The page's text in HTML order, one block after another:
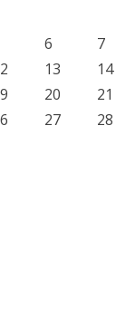
6 7
13 14
20 21
27 28